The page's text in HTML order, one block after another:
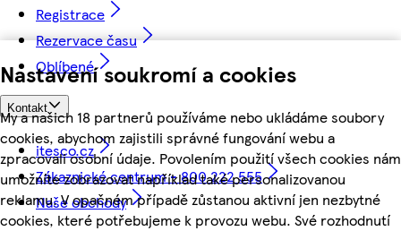
Nastavení soukromí a cookies
My a našich 18 partnerů používáme nebo ukládáme soubory
cookies, abychom zajistili správné fungování webu a
zpracovali osobní údaje. Povolením použití všech cookies nám
umožníte zobrazovat například také personalizovanou
reklamu. V opačném případě zůstanou aktivní jen nezbytné
cookies, které potřebujeme k provozu webu. Své rozhodnutí
Registrace
Rezervace času
Oblíbené
Kontakt
itesco.cz
Zákaznické centrum - 800 222 555
Naše obchody